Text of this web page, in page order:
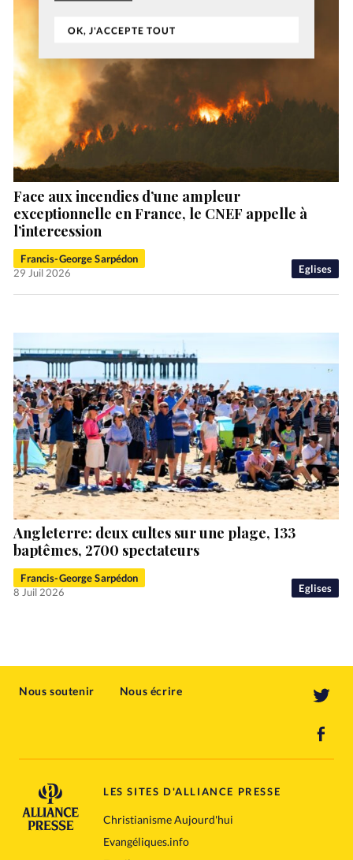
OK, J'ACCEPTE TOUT
Eglises
Face aux incendies d’une ampleur
exceptionnelle en France, le CNEF appelle à
l’intercession
Francis-George Sarpédon
29 Juil 2026
Eglises
Angleterre: deux cultes sur une plage, 133
baptêmes, 2700 spectateurs
Francis-George Sarpédon
8 Juil 2026
Nous soutenir Nous écrire
LES SITES D'ALLIANCE PRESSE
Christianisme Aujourd'hui
Evangéliques.info